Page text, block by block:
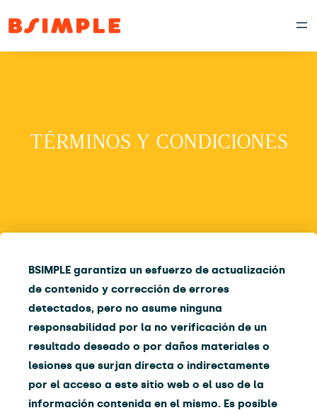
TÉRMINOS Y CONDICIONES
BSIMPLE garantiza un esfuerzo de actualización
de contenido y corrección de errores
detectados, pero no asume ninguna
responsabilidad por la no verificación de un
resultado deseado o por daños materiales o
lesiones que surjan directa o indirectamente
por el acceso a este sitio web o el uso de la
información contenida en el mismo. Es posible